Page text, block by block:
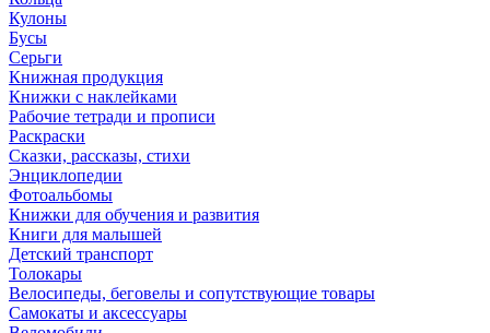
Кулоны
Бусы
Серьги
Книжная продукция
Книжки с наклейками
Рабочие тетради и прописи
Раскраски
Сказки, рассказы, стихи
Энциклопедии
Фотоальбомы
Книжки для обучения и развития
Книги для малышей
Детский транспорт
Толокары
Велосипеды, беговелы и сопутствующие товары
Самокаты и аксессуары